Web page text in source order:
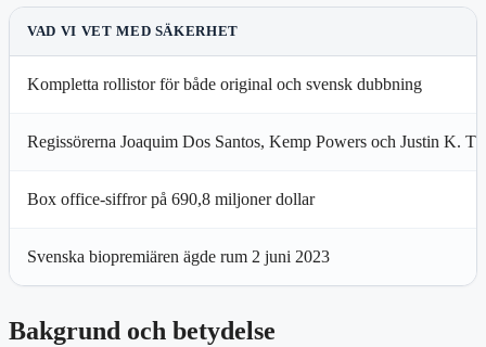
VAD VI VET MED SÄKERHET
Kompletta rollistor för både original och svensk dubbning
Regissörerna Joaquim Dos Santos, Kemp Powers och Justin K.
Box office-siffror på 690,8 miljoner dollar
Svenska biopremiären ägde rum 2 juni 2023
Bakgrund och betydelse